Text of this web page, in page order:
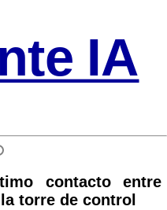
IA
contacto entre
torre de control